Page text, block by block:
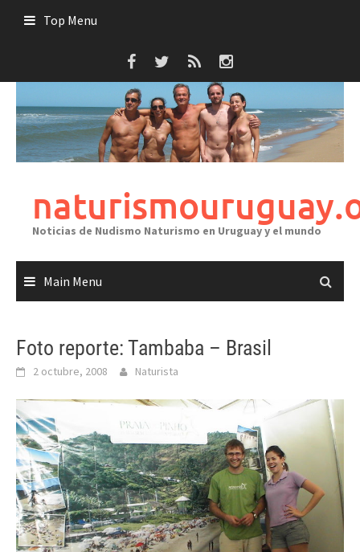
Top Menu
Noticias de Nudismo Naturismo en Uruguay y el mundo
Main Menu
Foto reporte: Tambaba – Brasil
2 octubre, 2008 Naturista